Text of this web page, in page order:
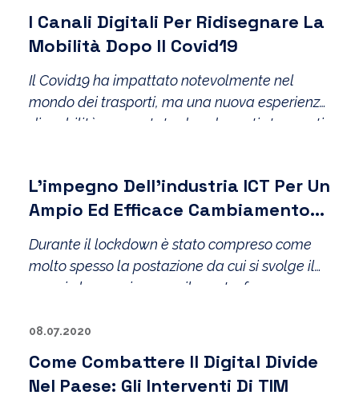
caratterizzato da incontri fisici e
collaborazione da remoto.
I Canali Digitali Per Ridisegnare La
Mobilità Dopo Il Covid19
Il Covid19 ha impattato notevolmente nel
mondo dei trasporti, ma una nuova esperienza
di mobilità, supportata da adeguati strumenti
L’impegno Dell’industria ICT Per Un
Ampio Ed Efficace Cambiamento
Organizzativo
Durante il lockdown è stato compreso come
molto spesso la postazione da cui si svolge il
proprio lavoro sia poco rilevante, forse
e’ più importante di dove si lavora – non
aggiungendo il lavorare dall’ufficio di fatto in
molti casi valore al servizio fornito.
08.07.2020
Come Combattere Il Digital Divide
Nel Paese: Gli Interventi Di TIM